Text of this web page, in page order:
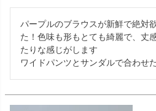
パープルのブラウスが新鮮で絶対
た！色味も形もとても綺麗で、丈
たりな感じがします
ワイドパンツとサンダルで合わせ